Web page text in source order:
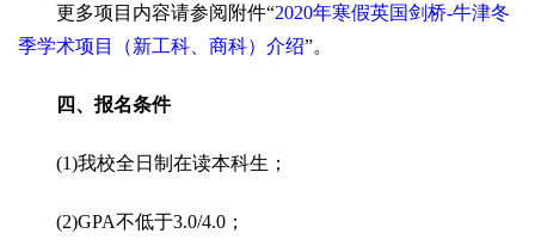
更多项目内容请参阅附件“2020年寒假英国剑桥-牛津冬
季学术项目（新工科、商科）介绍”。
四、报名条件
(1)我校全日制在读本科生；
(2)GPA不低于3.0/4.0；